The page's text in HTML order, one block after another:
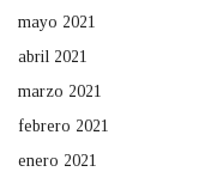
mayo 2021
abril 2021
marzo 2021
febrero 2021
enero 2021